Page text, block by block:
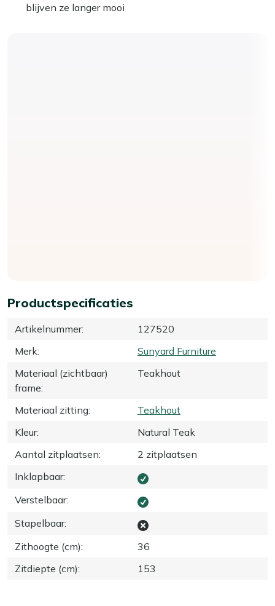
Productspecificaties
Artikelnummer:
127520
Merk:
Sunyard Furniture
Materiaal (zichtbaar)
frame:
Teakhout
Materiaal zitting:
Teakhout
Kleur:
Natural Teak
Aantal zitplaatsen:
2 zitplaatsen
Inklapbaar:
Verstelbaar:
Stapelbaar:
Zithoogte (cm):
36
Zitdiepte (cm): 153
blijven ze langer mooi